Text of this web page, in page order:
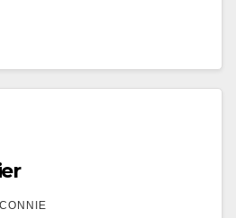
CONNIE